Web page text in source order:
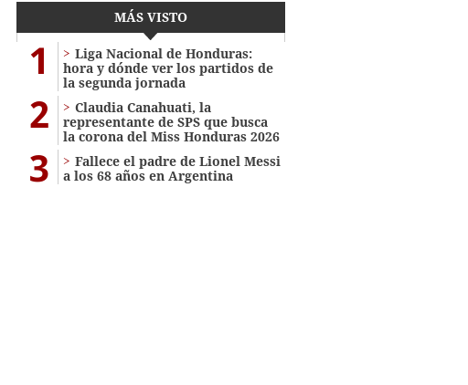
MÁS VISTO
1
Liga Nacional de Honduras:
hora y dónde ver los partidos de
la segunda jornada
2
Claudia Canahuati, la
representante de SPS que busca
la corona del Miss Honduras 2026
3
Fallece el padre de Lionel Messi
a los 68 años en Argentina